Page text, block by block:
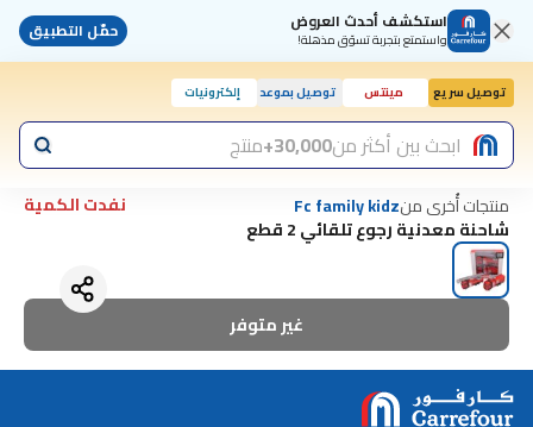
استكشف أحدث العروض
واستمتع بتجربة تسوّق مذهلة! حمّل التطبيق
توصيل سريع مينتس توصيل بموعد إلكترونيات
ابحث بين أكثر من30,000+ منتج
منتجات أُخرى منFc family kidz
نفدت الكمية
شاحنة معدنية رجوع تلقائي 2 قطع
غير متوفر